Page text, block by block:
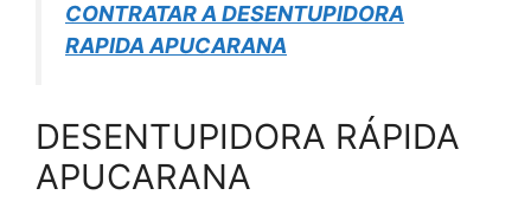
CONTRATAR A DESENTUPIDORA
RAPIDA APUCARANA
DESENTUPIDORA RÁPIDA
APUCARANA